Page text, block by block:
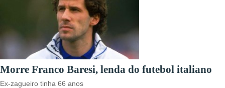
Morre Franco Baresi, lenda do futebol italiano
Ex-zagueiro tinha 66 anos